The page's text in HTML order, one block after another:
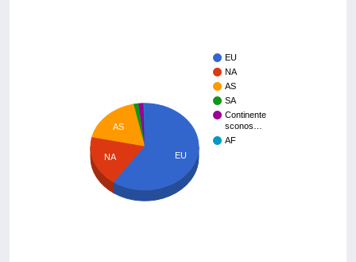
EU
NA
AS
SA
Continente
sconos…
AF
AS
NA EU